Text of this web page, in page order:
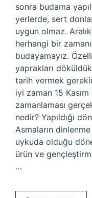
sonra budama
yerlerde, sert
uygun olmaz. Aralık
herhangi bir
budayamayız.
yaprakları
tarih vermek
iyi zaman 15 Kasım
zamanlaması
nedir? Yapıldığı
Asmaların
uykuda olduğu
ürün ve
…